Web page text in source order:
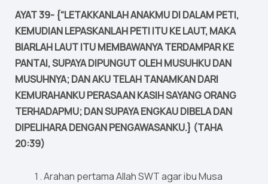
AYAT 39- {“LETAKKANLAH ANAKMU DI DALAM PETI,
KEMUDIAN LEPASKANLAH PETI ITU KE LAUT, MAKA
BIARLAH LAUT ITU MEMBAWANYA TERDAMPAR KE
PANTAI, SUPAYA DIPUNGUT OLEH MUSUHKU DAN
MUSUHNYA; DAN AKU TELAH TANAMKAN DARI
KEMURAHANKU PERASAAN KASIH SAYANG ORANG
TERHADAPMU; DAN SUPAYA ENGKAU DIBELA DAN
DIPELIHARA DENGAN PENGAWASANKU.} (TAHA
20:39)
Arahan pertama Allah SWT agar ibu Musa